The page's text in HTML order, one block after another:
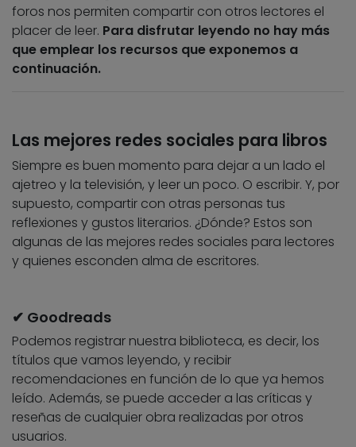
foros nos permiten compartir con otros lectores el
placer de leer. Para disfrutar leyendo no hay más
que emplear los recursos que exponemos a
continuación.
Las mejores redes sociales para libros
Siempre es buen momento para dejar a un lado el
ajetreo y la televisión, y leer un poco. O escribir. Y, por
supuesto, compartir con otras personas tus
reflexiones y gustos literarios. ¿Dónde? Estos son
algunas de las mejores redes sociales para lectores
y quienes esconden alma de escritores.
✔ Goodreads
Podemos registrar nuestra biblioteca, es decir, los
títulos que vamos leyendo, y recibir
recomendaciones en función de lo que ya hemos
leído. Además, se puede acceder a las críticas y
reseñas de cualquier obra realizadas por otros
usuarios.